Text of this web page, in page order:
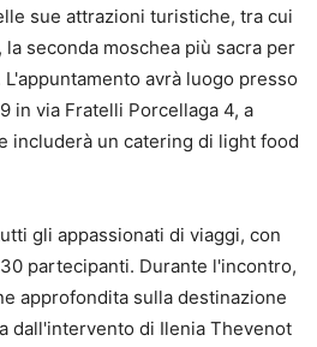
sue attrazioni turistiche, tra cui
, la seconda moschea più sacra per
L'appuntamento avrà luogo presso
in via Fratelli Porcellaga 4, a
includerà un catering di light food
gli appassionati di viaggi, con
partecipanti. Durante l'incontro,
approfondita sulla destinazione
dall'intervento di Ilenia Thevenot